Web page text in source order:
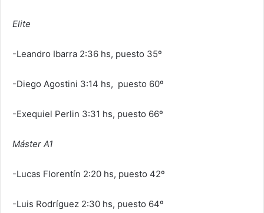
Elite
-Leandro Ibarra 2:36 hs, puesto 35º
-Diego Agostini 3:14 hs, puesto 60º
-Exequiel Perlin 3:31 hs, puesto 66º
Máster A1
-Lucas Florentín 2:20 hs, puesto 42º
-Luis Rodríguez 2:30 hs, puesto 64º